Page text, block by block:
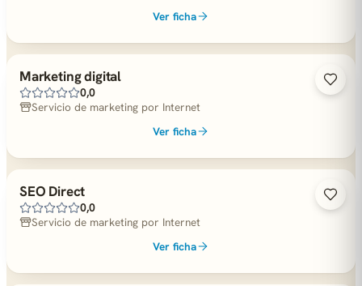
Ver ficha
Marketing digital
0,0
Servicio de marketing por Internet
Ver ficha
SEO Direct
0,0
Servicio de marketing por Internet
Ver ficha